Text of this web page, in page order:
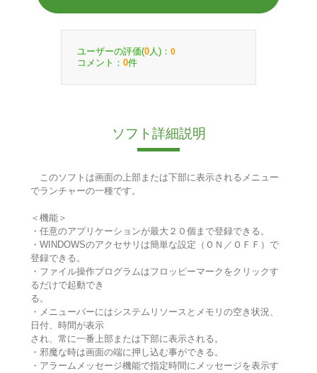
ユーザーの評価(0 人)： 0
コメント： 0件
ソフト詳細説明
このソフトは画面の上部または下部に表示されるメニュー
でランチャーの一種です。
＜機能＞
・任意のアプリケーションが最大２０個まで登録できる。
・WINDOWSのアクセサリは簡単な設定（ＯＮ／ＯＦＦ）で
登録できる。
・ファイル操作プログラムはフロッピーマークをクリックす
るだけで起動でき
る。
・メニューバーにはシステムリソースとメモリの空き状況、
日付、時間が表示
され、常に一番上部または下部に表示される。
・邪魔な時は画面の端に押し込む事ができる。
・アラームメッセージ機能で指定時間にメッセージを表示す